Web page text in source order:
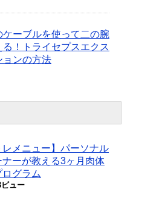
ケーブルを使って二の腕
る！トライセプスエクス
ョンの方法
レメニュー】パーソナル
ナーが教える3ヶ月肉体
グラム
ュー